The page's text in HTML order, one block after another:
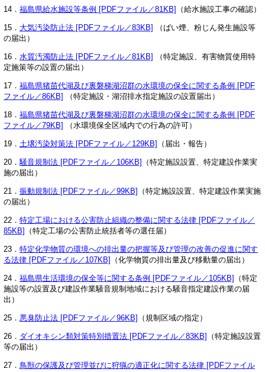
14． 福島県給水施設等条例 [PDFファイル／81KB] （給水施設工事の確認）
15． 大気汚染防止法 [PDFファイル／83KB]
（ばい煙、粉じん発生施設等
の届出）
16． 水質汚濁防止法 [PDFファイル／81KB]
（特定施設、有害物質使用特
定施策等の設置の届出）
17． 福島県猪苗代湖及び裏磐梯湖沼群の水環境の保全に関する条例 [PDF
ファイル／86KB]
（特定施設・湖沼排水指定施設の設置届出）
18． 福島県猪苗代湖及び裏磐梯湖沼群の水環境の保全に関する条例 [PDF
ファイル／79KB]
（水環境保全区域内での行為の許可）
19． 土壌汚染対策法 [PDFファイル／129KB] （届出・報告）
20．騒音規制法 [PDFファイル／106KB]
（特定施設設置、特定建設作業実
施の届出）
21． 振動規制法 [PDFファイル／99KB]
（特定施設設置、特定建設作業実施
の届出）
22． 特定工場における公害防止組織の整備に関する法律 [PDFファイル／
85KB]
（特定工場の公害防止統括者等の選任届）
23． 特定化学物質の環境への排出量の把握等及び管理の改善の促進に関す
る法律 [PDFファイル／107KB]
（化学物質の排出量及び移動量の届出）
24． 福島県生活環境の保全等に関する条例 [PDFファイル／105KB]
（特定
施設等の設置及び建設作業騒音規制地域における騒音指定建設作業の届
出）
25． 悪臭防止法 [PDFファイル／96KB] （規制区域の指定）
26． ダイオキシン類対策特別措置法 [PDFファイル／83KB]
（特定施設設置
等の届出）
27． 鳥獣の保護及び管理並びに狩猟の適正化に関する法律 [PDFファイル